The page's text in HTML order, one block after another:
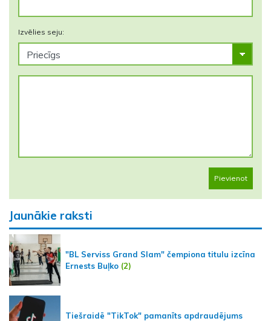
Izvēlies seju:
Pievienot
Jaunākie raksti
"BL Serviss Grand Slam" čempiona titulu izcīna
Ernests Buļko (2)
Tiešraidē "TikTok" pamanīts apdraudējums